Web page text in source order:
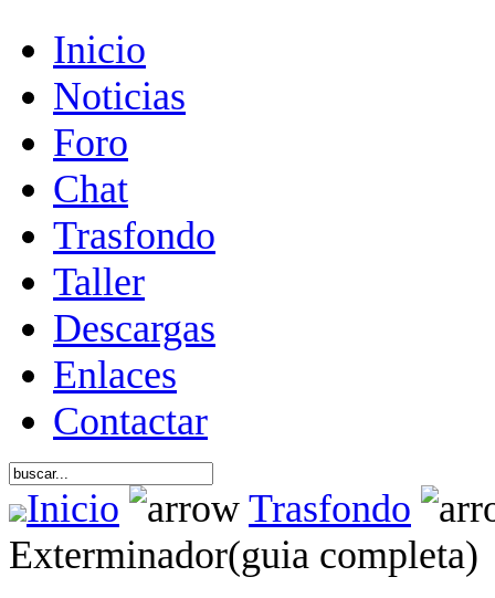
Inicio
Noticias
Foro
Chat
Trasfondo
Taller
Descargas
Enlaces
Contactar
Inicio
Trasfondo
Exterminador(guia completa)